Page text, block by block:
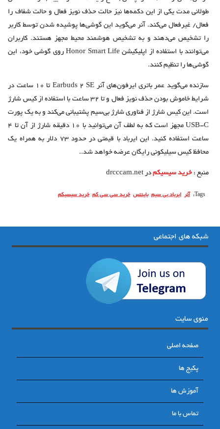
طولانی مدت یکی از این دکمه‌ها نیز حالت حذف نویز فعال و حالت شفاف را
فعال/ غیرفعال می‌کند. آنر می‌گوید این گوشی‌ها پوشیده شدن توسط کاربر
را تشخیص می‌دهند و به تشخیص هوشمند محیط مجهز هستند. کاربران
می‌توانند با استفاده از اپلیکیشن Honor Smart Life روی گوشی خود، این
گوشی‌ها را تنظیم کنند.
سازنده می‌گوید عمر باتری ایرفون‌های آنر Earbuds 2 SE تا ۱۰ ساعت در
شرایط خاموش بودن حذف نویز فعال و تا ۳۲ ساعت با استفاده از کیس شارژ
است. این کیس شارژ از فناوری شارژ بی‌سیم پشتیبانی می‌کند و به یک پورت
USB-C مجهز است که به لطف آن می‌توانید با ۱۰ دقیقه شارژ از آن تا ۴
ساعت استفاده کنید. این ایرباد با قیمتی در حدود ۷۳ دلار به همراه یک
محافظ کیس سیلیکونی رایگان عرضه خواهد شد..
منبع :خرید سیسیکم در drcccam.net
Tags: آنر ایرباد بی سیم بایننس خرید سی سی کم خرید سیسیکم
شبکه های اجتماعی
منوی سایت
صفحه اصلی
پکیج ها
آموزش ها
تماس با ما